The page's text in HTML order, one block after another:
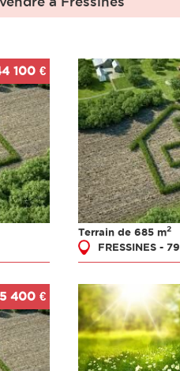
100 €
Terrain de 685 m2
FRESSINES - 79
400 €